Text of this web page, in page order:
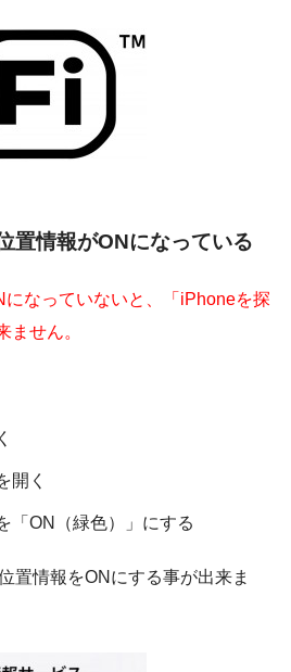
情報がONになっている
なっていないと、「iPhoneを探
ません。
開く
「ON（緑色）」にする
置情報をONにする事が出来ま